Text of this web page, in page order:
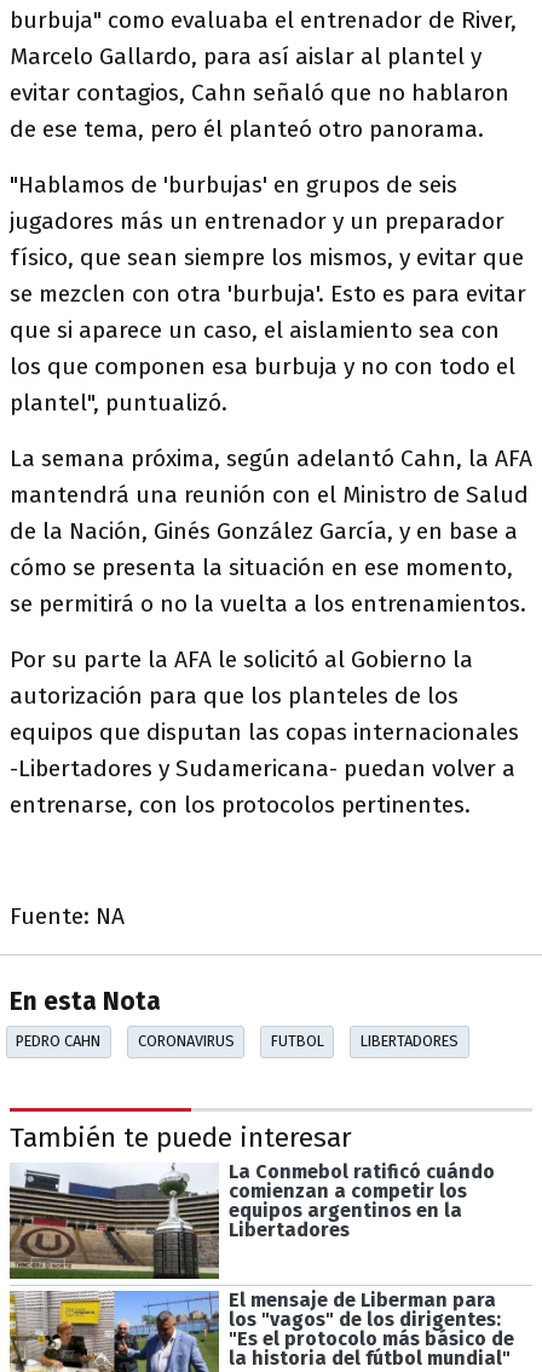
burbuja" como evaluaba el entrenador de River,
Marcelo Gallardo, para así aislar al plantel y
evitar contagios, Cahn señaló que no hablaron
de ese tema, pero él planteó otro panorama.
"Hablamos de 'burbujas' en grupos de seis
jugadores más un entrenador y un preparador
físico, que sean siempre los mismos, y evitar que
se mezclen con otra 'burbuja'. Esto es para evitar
que si aparece un caso, el aislamiento sea con
los que componen esa burbuja y no con todo el
plantel", puntualizó.
La semana próxima, según adelantó Cahn, la AFA
mantendrá una reunión con el Ministro de Salud
de la Nación, Ginés González García, y en base a
cómo se presenta la situación en ese momento,
se permitirá o no la vuelta a los entrenamientos.
Por su parte la AFA le solicitó al Gobierno la
autorización para que los planteles de los
equipos que disputan las copas internacionales
-Libertadores y Sudamericana- puedan volver a
entrenarse, con los protocolos pertinentes.
Fuente: NA
En esta Nota
PEDRO CAHN CORONAVIRUS FUTBOL LIBERTADORES
También te puede interesar
La Conmebol ratificó cuándo
comienzan a competir los
equipos argentinos en la
Libertadores
El mensaje de Liberman para
los "vagos" de los dirigentes:
"Es el protocolo más básico de
la historia del fútbol mundial"